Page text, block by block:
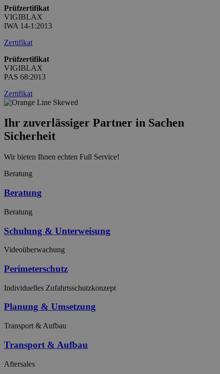
Prüfzertifikat
VIGIBLAX
IWA 14-1:2013
Zertifikat
Prüfzertifikat
VIGIBLAX
PAS 68:2013
Zertifikat
Ihr zuverlässiger Partner in Sachen
Sicherheit
Wir bieten Ihnen echten Full Service!
Beratung
Beratung
Beratung
Schulung & Unterweisung
Videoüberwachung
Perimeterschutz
Individuelles Zufahrtsschutzkonzept
Planung & Umsetzung
Transport & Aufbau
Transport & Aufbau
Aftersales